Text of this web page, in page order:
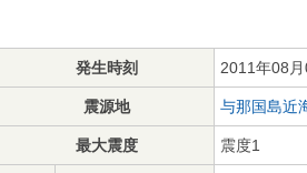
発生時刻 2011年08
震源地 与那国島近
最大震度 震度1